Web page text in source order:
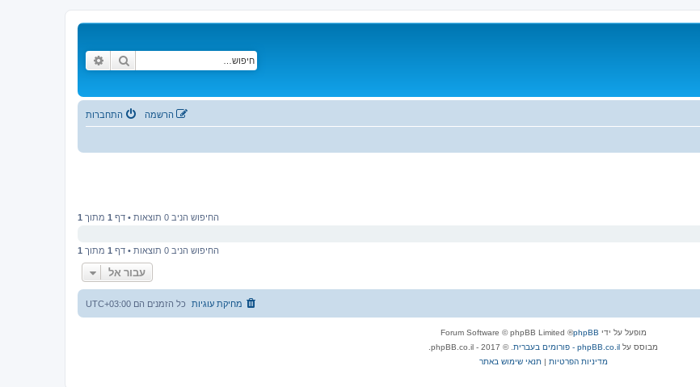
חיפוש
התחברות הרשמה
החיפוש הניב 0 תוצאות • דף 1 מתוך 1
החיפוש הניב 0 תוצאות • דף 1 מתוך 1
עבור אל
כל הזמנים הם UTC+03:00 מחיקת עוגיות
מופעל על ידי phpBB
® Forum Software © phpBB Limited
מבוסס על phpBB.co.il - פורומים בעברית
. © 2017 - phpBB.co.il.
מדיניות הפרטיות |תנאי שימוש באתר